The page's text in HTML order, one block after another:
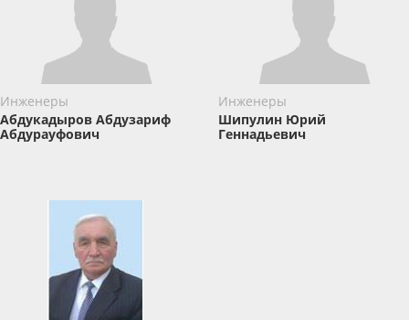
Инженеры
Абдукадыров Абдузариф
Абдурауфович
Инженеры
Шипулин Юрий
Геннадьевич